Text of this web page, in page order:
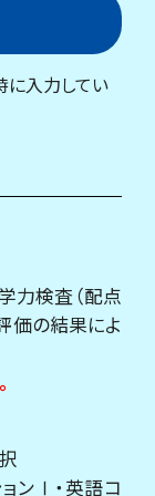
に入力してい
力検査（配点
価の結果によ
ンⅠ・英語コ